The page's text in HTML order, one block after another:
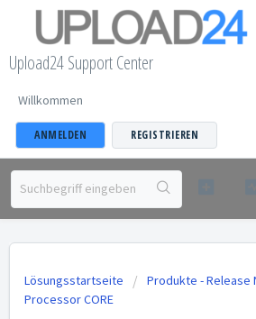
Upload24 Support Center
Willkommen
ANMELDEN REGISTRIEREN
Lösungsstartseite Produkte - Release
Processor CORE